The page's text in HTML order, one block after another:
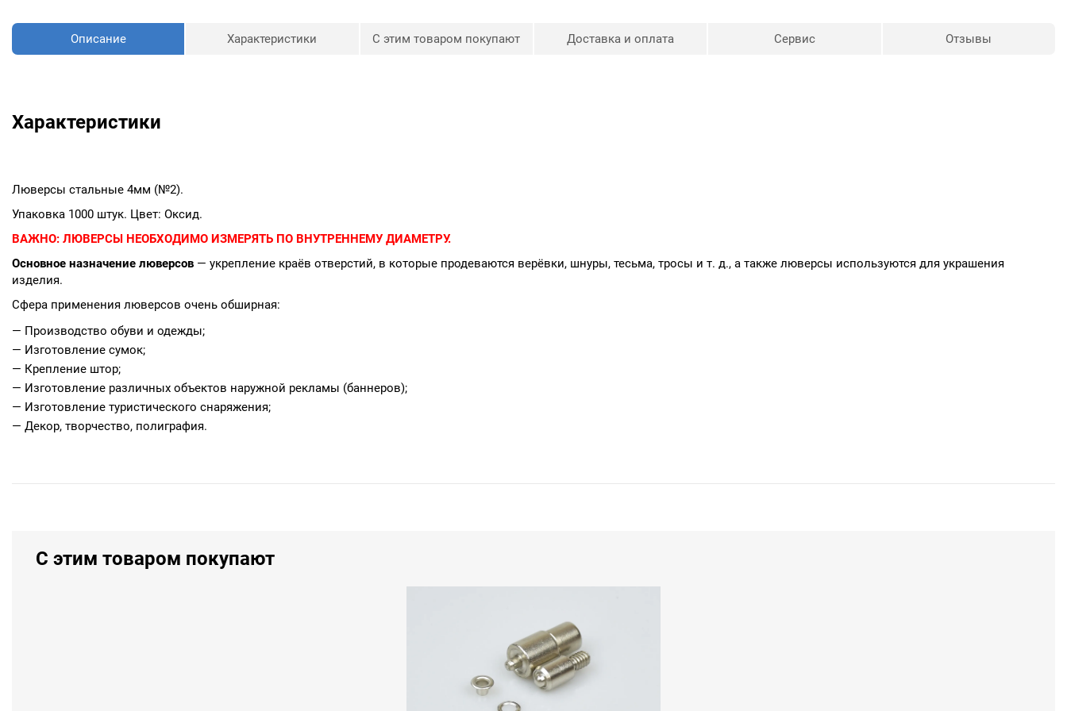
Описание Характеристики С этим товаром покупают Доставка и оплата Сервис Отзывы
Характеристики
Люверсы стальные 4мм (№2).
Упаковка 1000 штук. Цвет: Оксид.
ВАЖНО: ЛЮВЕРСЫ НЕОБХОДИМО ИЗМЕРЯТЬ ПО ВНУТРЕННЕМУ ДИАМЕТРУ.
Основное назначение люверсов — укрепление краёв отверстий, в которые продеваются верёвки, шнуры, тесьма, тросы и т. д., а также люверсы используются для украшения
изделия.
Сфера применения люверсов очень обширная:
— Производство обуви и одежды;
— Изготовление сумок;
— Крепление штор;
— Изготовление различных объектов наружной рекламы (баннеров);
— Изготовление туристического снаряжения;
— Декор, творчество, полиграфия.
С этим товаром покупают